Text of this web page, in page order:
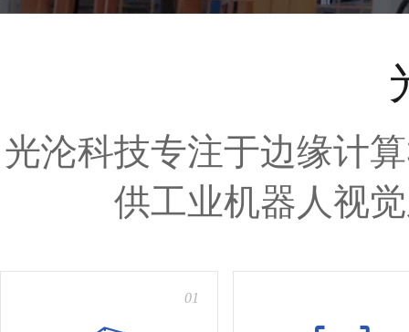
光沦科技专注于边缘计
供工业机器人视
01